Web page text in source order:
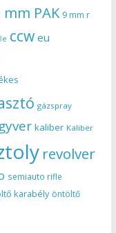
mm PAK 9 mm r
ccw eu
gázspray
kaliber Kaliber
revolver
semiauto rifle
karabély öntöltő